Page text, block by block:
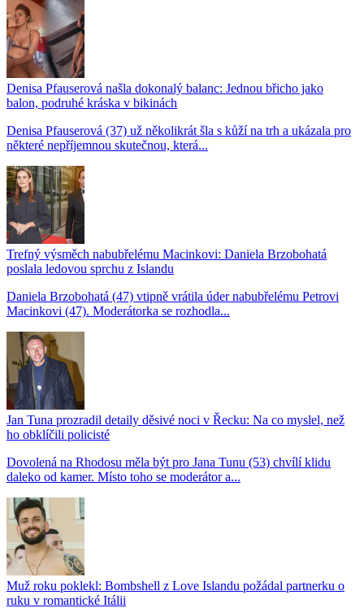
Denisa Pfauserová našla dokonalý balanc: Jednou břicho jako
balon, podruhé kráska v bikinách
Denisa Pfauserová (37) už několikrát šla s kůží na trh a ukázala pro
některé nepříjemnou skutečnou, která...
Trefný výsměch nabubřelému Macinkovi: Daniela Brzobohatá
poslala ledovou sprchu z Islandu
Daniela Brzobohatá (47) vtipně vrátila úder nabubřelému Petrovi
Macinkovi (47). Moderátorka se rozhodla...
Jan Tuna prozradil detaily děsivé noci v Řecku: Na co myslel, než
ho obklíčili policisté
Dovolená na Rhodosu měla být pro Jana Tunu (53) chvílí klidu
daleko od kamer. Místo toho se moderátor a...
Muž roku poklekl: Bombshell z Love Islandu požádal partnerku o
ruku v romantické Itálii